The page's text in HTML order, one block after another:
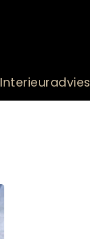
Interieuradvies